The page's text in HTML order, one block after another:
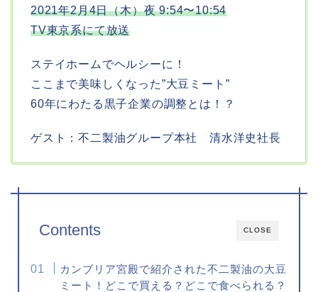
2021年2月4日（木）夜 9:54〜10:54
TV東京系にて放送
ステイホームでヘルシーに！
ここまで美味しくなった”大豆ミート”
60年にわたる黒子企業の調整とは！？
ゲスト：不二製油グループ本社 清水洋史社長
CLOSE
Contents
カンブリア宮殿で紹介された不二製油の大豆
ミート！どこで買える？どこで食べられる？